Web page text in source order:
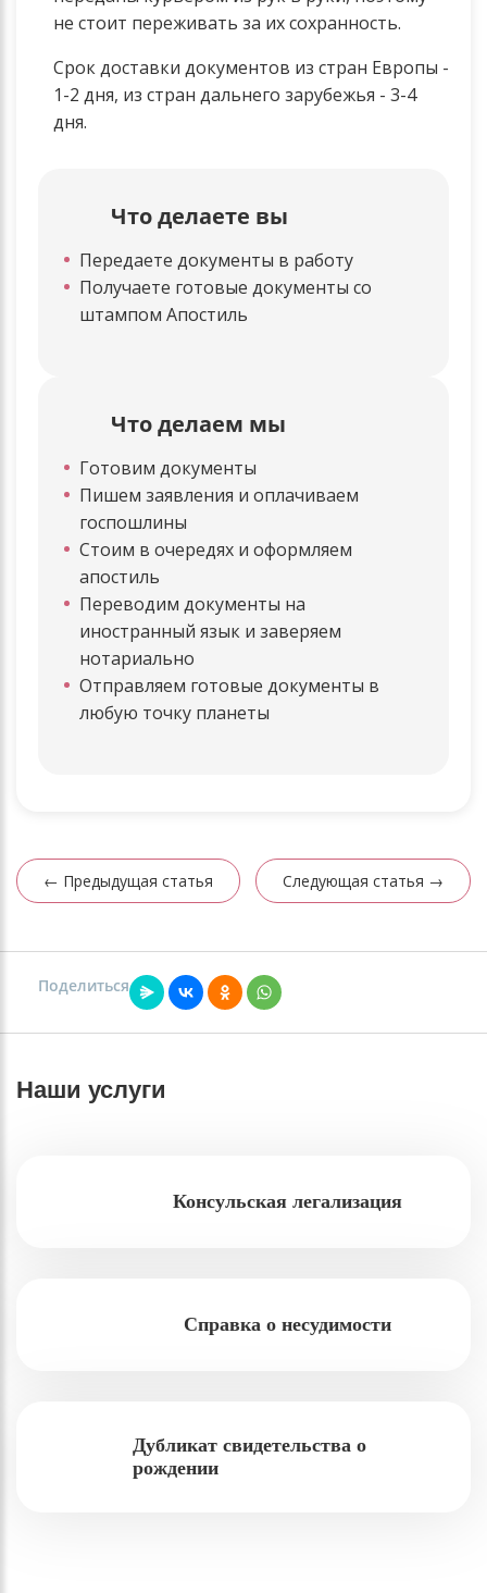
не стоит переживать за их сохранность.
Срок доставки документов из стран Европы -
1-2 дня, из стран дальнего зарубежья - 3-4
дня.
Что делаете вы
Передаете документы в работу
Получаете готовые документы со
штампом Апостиль
Что делаем мы
Готовим документы
Пишем заявления и оплачиваем
госпошлины
Стоим в очередях и оформляем
апостиль
Переводим документы на
иностранный язык и заверяем
нотариально
Отправляем готовые документы в
любую точку планеты
← Предыдущая статья Следующая статья →
Поделиться
Наши услуги
Консульская легализация
Справка о несудимости
Дубликат свидетельства о
рождении